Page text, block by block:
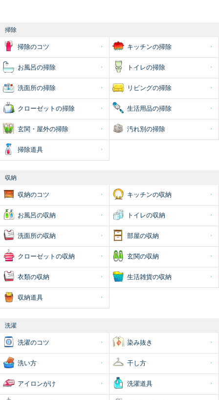
掃除
掃除のコツ キッチンの掃除
お風呂の掃除 トイレの掃除
洗面所の掃除 リビングの掃除
クローゼットの掃除 生活用品の掃除
玄関・屋外の掃除 汚れ別の掃除
掃除道具
収納
収納のコツ キッチンの収納
お風呂の収納 トイレの収納
洗面所の収納 部屋の収納
クローゼットの収納 玄関の収納
衣類の収納 生活雑貨の収納
収納道具
洗濯
洗濯のコツ 染み抜き
洗い方 干し方
アイロンがけ 洗濯道具